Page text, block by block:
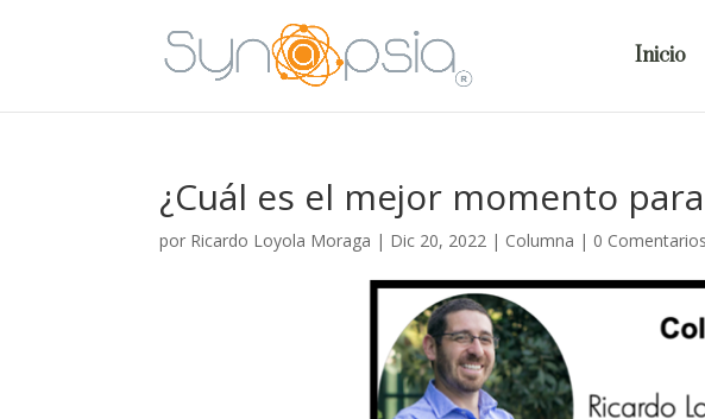
Inicio
¿Cuál es el mejor momento
por Ricardo Loyola Moraga | Dic 20, 2022 | Columna | 0 Comentarios